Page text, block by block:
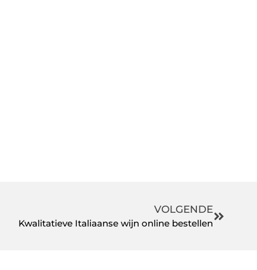
VOLGENDE
Kwalitatieve Italiaanse wijn online bestellen